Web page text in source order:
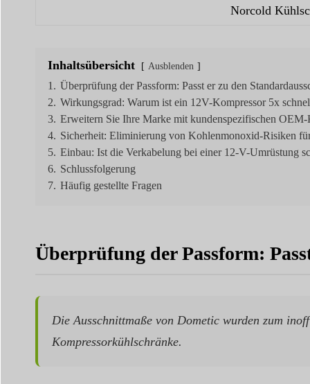
Norcold
Inhaltsübersicht Ausblenden
1. Überprüfung der Passform: Passt er zu den
2. Wirkungsgrad: Warum ist ein 12V-Kompressor 5x
3. Erweitern Sie Ihre Marke mit kundenspezifischen
4. Sicherheit: Eliminierung von Kohlenmonoxid-Risiken
5. Einbau: Ist die Verkabelung bei einer 12-V-Umrüstung
6. Schlussfolgerung
7. Häufig gestellte Fragen
Überprüfung der Passform:
Die Ausschnittmaße von Dometic wurden zum
Kompressorkühlschränke.